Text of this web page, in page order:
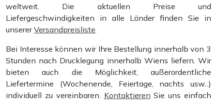
weltweit. Die aktuellen Preise und
Liefergeschwindigkeiten in alle Länder finden Sie in
unsererVersandpreisliste
Bei Interesse können wir Ihre Bestellung innerhalb von 3
Stunden nach Drucklegung innerhalb Wiens liefern. Wir
bieten auch die Möglichkeit, außerordentliche
Liefertermine (Wochenende, Feiertage, nachts usw...)
individuell zu vereinbaren. Kontaktieren Sie uns einfach